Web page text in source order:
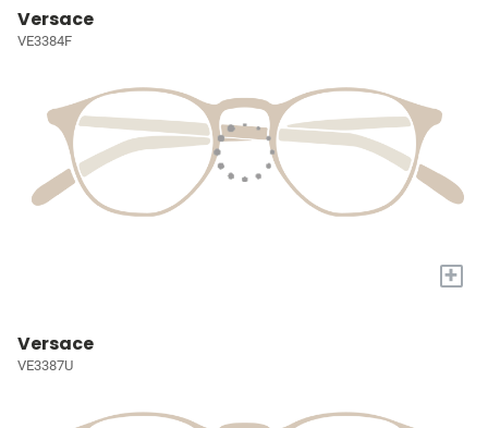
Versace
VE3384F
+
Versace
VE3387U